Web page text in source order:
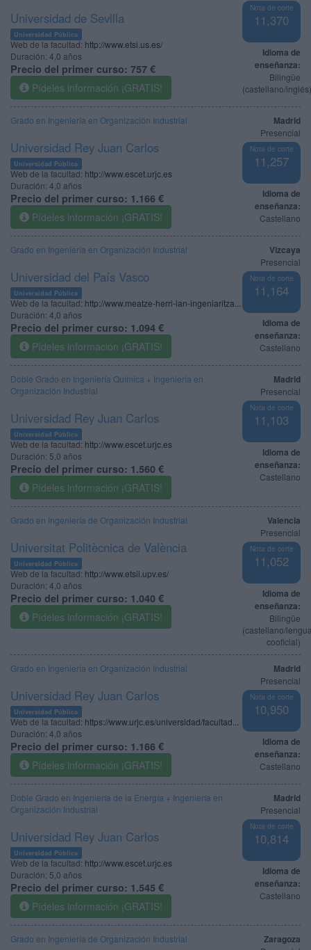
Nota de corte
11,370
Idioma de
enseñanza:
Bilingüe
(castellano/
Universidad de Sevilla
Universidad Pública
Web de la facultad: http://www.etsi.us.es/
Duración: 4,0 años
Precio del primer curso: 757 €
Pídeles información ¡GRATIS!
Madrid
Presencial
Nota de corte
11,257
Idioma de
enseñanza:
Castellano
Grado en Ingeniería en Organización Industrial
Universidad Rey Juan Carlos
Universidad Pública
Web de la facultad: http://www.escet.urjc.es
Duración: 4,0 años
Precio del primer curso: 1.166 €
Pídeles información ¡GRATIS!
Vizcaya
Presencial
Nota de corte
11,164
Idioma de
enseñanza:
Castellano
Grado en Ingeniería en Organización Industrial
Universidad del País Vasco
Universidad Pública
Web de la facultad: http://www.meatze-herri-lan-ingeniaritza...
Duración: 4,0 años
Precio del primer curso: 1.094 €
Pídeles información ¡GRATIS!
Madrid
Presencial
Nota de corte
11,103
Idioma de
enseñanza:
Castellano
Doble Grado en Ingeniería Química + Ingeniería en
Organización Industrial
Universidad Rey Juan Carlos
Universidad Pública
Web de la facultad: http://www.escet.urjc.es
Duración: 5,0 años
Precio del primer curso: 1.560 €
Pídeles información ¡GRATIS!
Valencia
Presencial
Nota de corte
11,052
Idioma de
enseñanza:
Bilingüe
(castellano/
cooficial)
Grado en Ingeniería de Organización Industrial
Universitat Politècnica de València
Universidad Pública
Web de la facultad: http://www.etsii.upv.es/
Duración: 4,0 años
Precio del primer curso: 1.040 €
Pídeles información ¡GRATIS!
Madrid
Presencial
Nota de corte
10,950
Idioma de
enseñanza:
Castellano
Grado en Ingeniería en Organización Industrial
Universidad Rey Juan Carlos
Universidad Pública
Web de la facultad: https://www.urjc.es/universidad/facultad...
Duración: 4,0 años
Precio del primer curso: 1.166 €
Pídeles información ¡GRATIS!
Madrid
Presencial
Nota de corte
10,814
Idioma de
enseñanza:
Castellano
Doble Grado en Ingeniería de la Energía + Ingeniería en
Organización Industrial
Universidad Rey Juan Carlos
Universidad Pública
Web de la facultad: http://www.escet.urjc.es
Duración: 5,0 años
Precio del primer curso: 1.545 €
Pídeles información ¡GRATIS!
Zaragoza
Grado en Ingeniería de Organización Industrial